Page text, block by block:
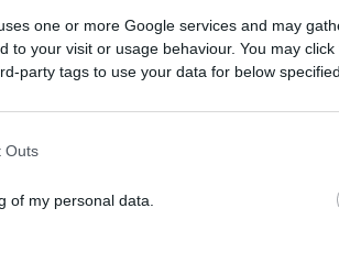
one or more Google services and may
to your visit or usage behaviour. You may
party tags to use your data for below
Outs
of my personal data.